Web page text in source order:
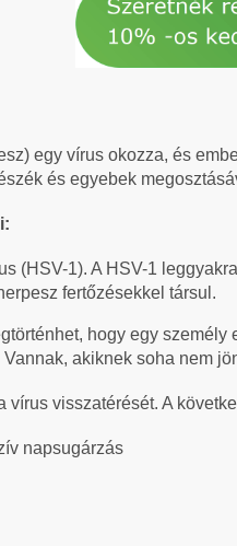
egy vírus okozza, és
és egyebek
(HSV-1). A HSV-1
fertőzésekkel társul.
hogy egy
akiknek soha nem
vírus visszatérését. A
napsugárzás